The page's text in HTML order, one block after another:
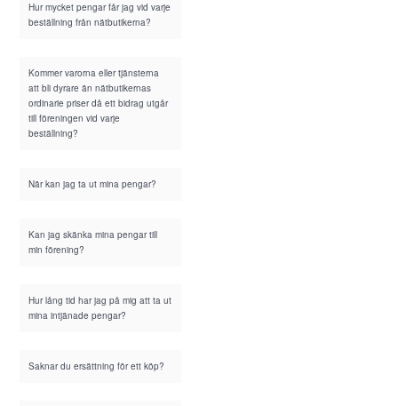
Hur mycket pengar får jag vid varje
beställning från nätbutikerna?
Kommer varorna eller tjänsterna
att bli dyrare än nätbutikernas
ordinarie priser då ett bidrag utgår
till föreningen vid varje
beställning?
När kan jag ta ut mina pengar?
Kan jag skänka mina pengar till
min förening?
Hur lång tid har jag på mig att ta ut
mina intjänade pengar?
Saknar du ersättning för ett köp?